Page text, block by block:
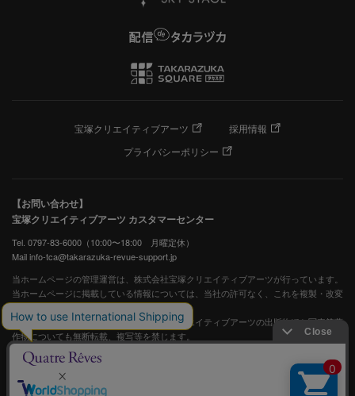
宝塚クリエイティブアーツ
採用情報
プライバシーポリシー
【お問い合わせ】
宝塚クリエイティブアーツ カスタマーセンター
Tel. 0797-83-6000（10:00〜18:00 月曜定休）
Mail info-tca@takarazuka-revue-support.jp
当ホームページの管理運営は、株式会社宝塚クリエイティブアーツが行っています。
当ホームページに掲載している情報については、当社の許可なく、これを複製・改変
することを固く禁止します。
また、阪急電鉄並びに宝塚歌劇団、宝塚クリエイティブアーツの出版物ほか写真等著
作物についても無断転載、複写等を禁じます。
宝塚歌劇公式ホームページ
JASRAC許諾番号：S0507081515